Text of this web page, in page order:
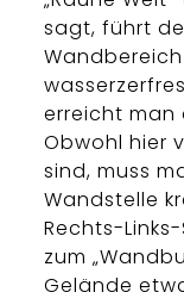
sagt, führt
erreicht man
Obwohl hier
sind, muss
Wandstelle
Rechts-
zum
Gelände